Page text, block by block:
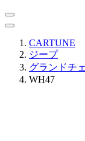
CARTUNE
ジープ
グランドチ
WH47